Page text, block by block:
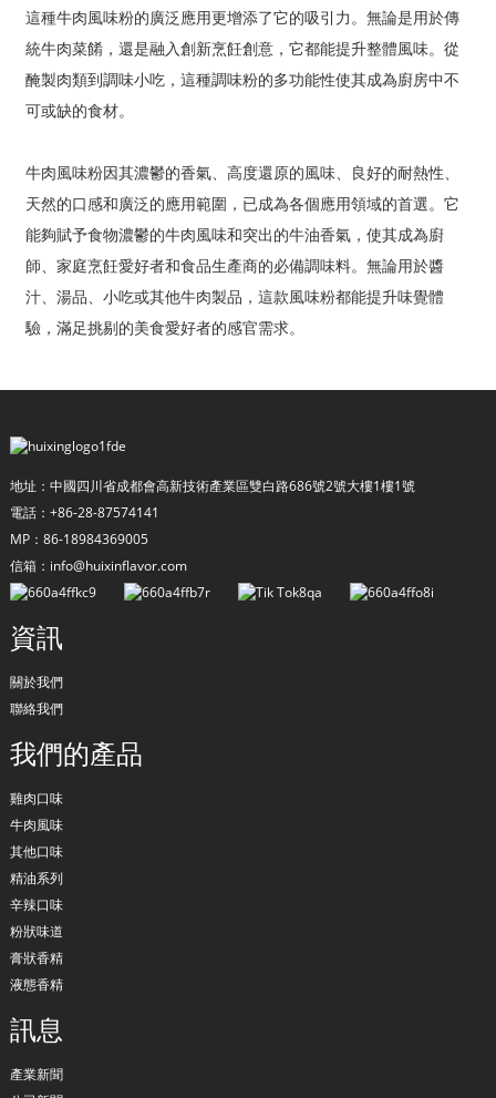
這種牛肉風味粉的廣泛應用更增添了它的吸引力。無論是用於傳
統牛肉菜餚，還是融入創新烹飪創意，它都能提升整體風味。從
醃製肉類到調味小吃，這種調味粉的多功能性使其成為廚房中不
可或缺的食材。
牛肉風味粉因其濃鬱的香氣、高度還原的風味、良好的耐熱性、
天然的口感和廣泛的應用範圍，已成為各個應用領域的首選。它
能夠賦予食物濃鬱的牛肉風味和突出的牛油香氣，使其成為廚
師、家庭烹飪愛好者和食品生產商的必備調味料。無論用於醬
汁、湯品、小吃或其他牛肉製品，這款風味粉都能提升味覺體
驗，滿足挑剔的美食愛好者的感官需求。
地址：中國四川省成都會高新技術產業區雙白路686號2號大樓1樓1號
電話：+86-28-87574141
MP：86-18984369005
信箱：info@huixinflavor.com
資訊
關於我們
聯絡我們
我們的產品
雞肉口味
牛肉風味
其他口味
精油系列
辛辣口味
粉狀味道
膏狀香精
液態香精
訊息
產業新聞